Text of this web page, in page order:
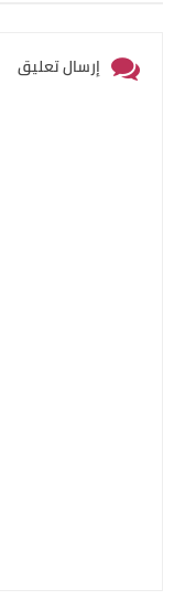
إرسال تعليق